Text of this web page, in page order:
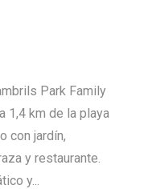
Park Family
1,4 km de la playa
con jardín,
y restaurante.
y...